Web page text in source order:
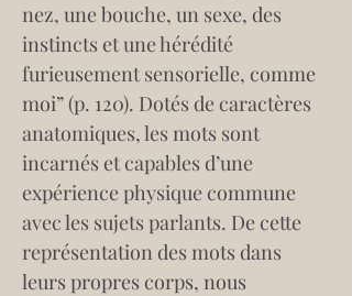
nez, une bouche, un sexe, des
instincts et une hérédité
furieusement sensorielle, comme
moi” (p. 120). Dotés de caractères
anatomiques, les mots sont
incarnés et capables d’une
expérience physique commune
avec les sujets parlants. De cette
représentation des mots dans
leurs propres corps, nous